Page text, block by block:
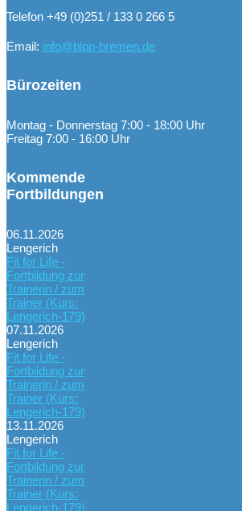
Telefon +49 (0)251 / 133 0 266 5
Email: info@bipp-bremen.de
Bürozeiten
Montag - Donnerstag 7:00 - 18:00 Uhr
Freitag 7:00 - 16:00 Uhr
Kommende
Fortbildungen
06.11.2026
Lengerich
Fit for Life -
Fortbildung zur
Trainerin / zum
Trainer (Kurs:
Lengerich-179)
07.11.2026
Lengerich
Fit for Life -
Fortbildung zur
Trainerin / zum
Trainer (Kurs:
Lengerich-179)
13.11.2026
Lengerich
Fit for Life -
Fortbildung zur
Trainerin / zum
Trainer (Kurs:
Lengerich-179)